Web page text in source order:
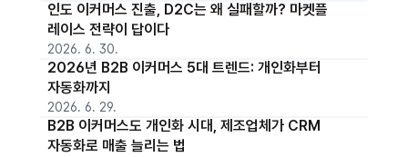
인도 이커머스 진출, D2C는 왜 실패할까? 마켓플
레이스 전략이 답이다
2026. 6. 30.
2026년 B2B 이커머스 5대 트렌드: 개인화부터
자동화까지
2026. 6. 29.
B2B 이커머스도 개인화 시대, 제조업체가 CRM
자동화로 매출 늘리는 법